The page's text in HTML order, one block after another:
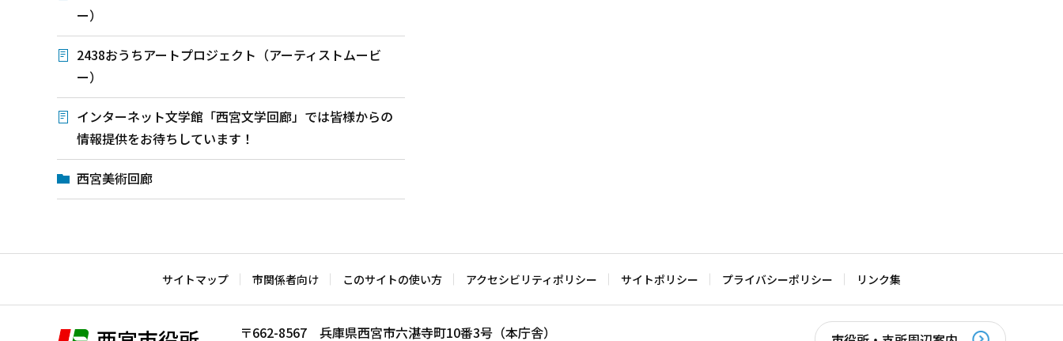
ー）
2438おうちアートプロジェクト（アーティストムービ
ー）
インターネット文学館「西宮文学回廊」では皆様からの
情報提供をお待ちしています！
西宮美術回廊
文
サイトマップ 市関係者向け このサイトの使い方 アクセシビリティポリシー サイトポリシー プライバシーポリシー リンク集
〒662-8567 兵庫県西宮市六湛寺町10番3号（本庁舎）